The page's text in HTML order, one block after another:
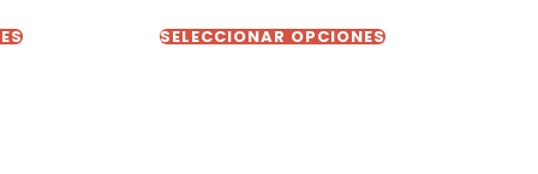
SELECCIONAR OPCIONES